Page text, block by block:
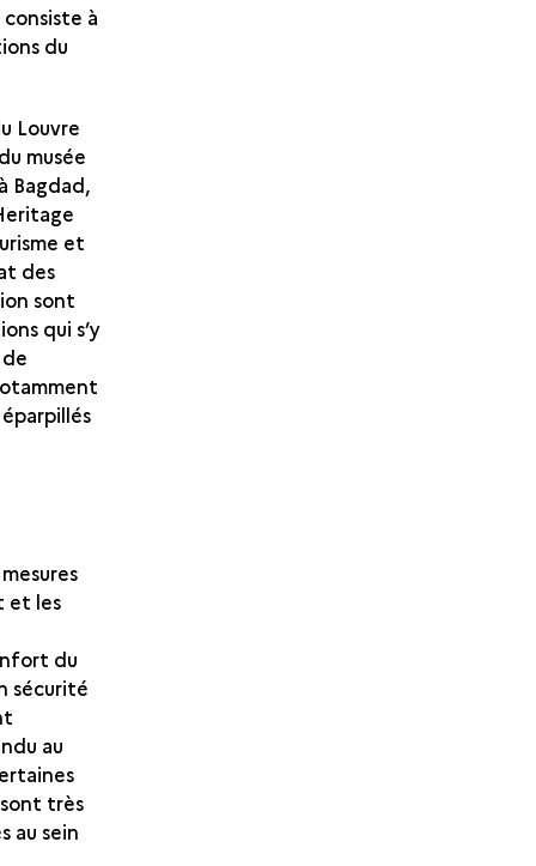
à
du
Louvre
musée
Bagdad,
et
des
sont
qui s’y
et les
du
sécurité
au
très
au sein